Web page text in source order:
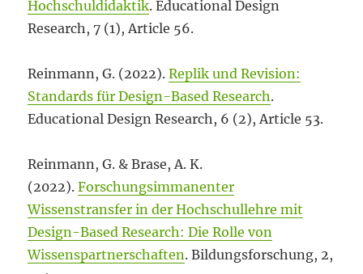
Hochschuldidaktik. Educational Design
Research, 7 (1), Article 56.
Reinmann, G. (2022).Replik und Revision:
Standards für Design-Based Research.
Educational Design Research, 6 (2), Article 53.
Reinmann, G. & Brase, A. K.
(2022).Forschungsimmanenter
Wissenstransfer in der Hochschullehre mit
Design-Based Research: Die Rolle von
Wissenspartnerschaften. Bildungsforschung, 2,